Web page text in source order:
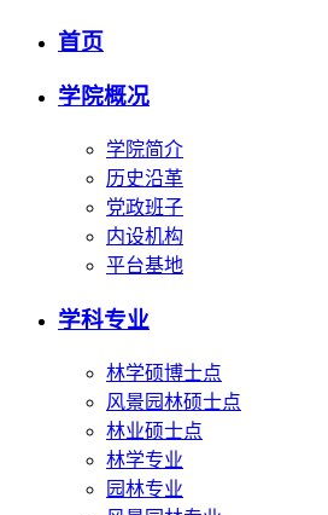
首页
学院概况
学院简介
历史沿革
党政班子
内设机构
平台基地
学科专业
林学硕博士点
风景园林硕士点
林业硕士点
林学专业
园林专业